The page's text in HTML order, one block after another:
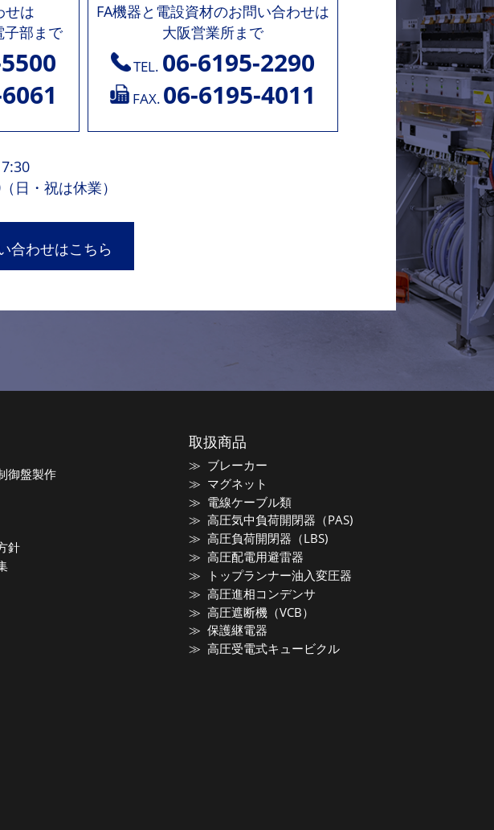
せは
子部まで
FA機器と電設資材のお問い合わせは
大阪営業所まで
TEL. 06-6195-2290
FAX. 06-6195-4011
日・祝は休業）
合わせはこちら
御盤製作
針
取扱商品
ブレーカー
マグネット
電線ケーブル類
高圧気中負荷開閉器（PAS)
高圧負荷開閉器（LBS)
高圧配電用避雷器
トップランナー油入変圧器
高圧進相コンデンサ
高圧遮断機（VCB）
保護継電器
高圧受電式キュービクル